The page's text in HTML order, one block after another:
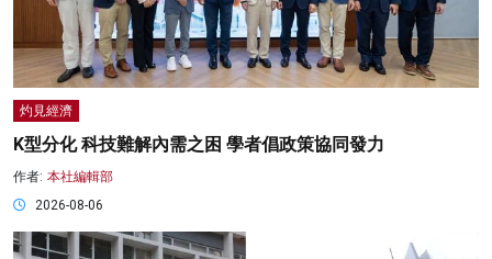
灼見經濟
K型分化 科技難解內需之困 學者倡政策協同發力
作者: 本社編輯部
2026-08-06